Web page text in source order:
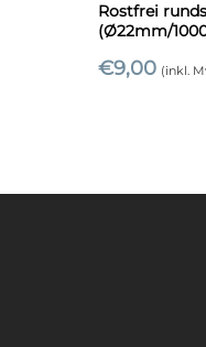
Rostfrei
(Ø22mm/
€9,00 (inkl.